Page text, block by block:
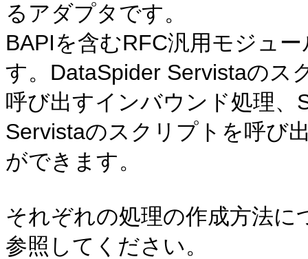
るアダプタです。
BAPIを含むRFC汎用モジュ
す。DataSpider Servistaのス
呼び出すインバウンド処理
Servistaのスクリプトを呼び
ができます。
それぞれの処理の作成方法
参照してください。